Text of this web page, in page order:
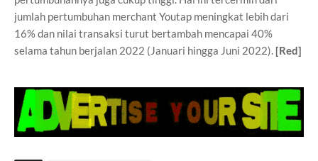
jumlah pertumbuhan merchant Youtap meningkat lebih dari
16% dan nilai transaksi turut bertambah mencapai 40%
selama tahun berjalan 2022 (Januari hingga Juni 2022). [Red]